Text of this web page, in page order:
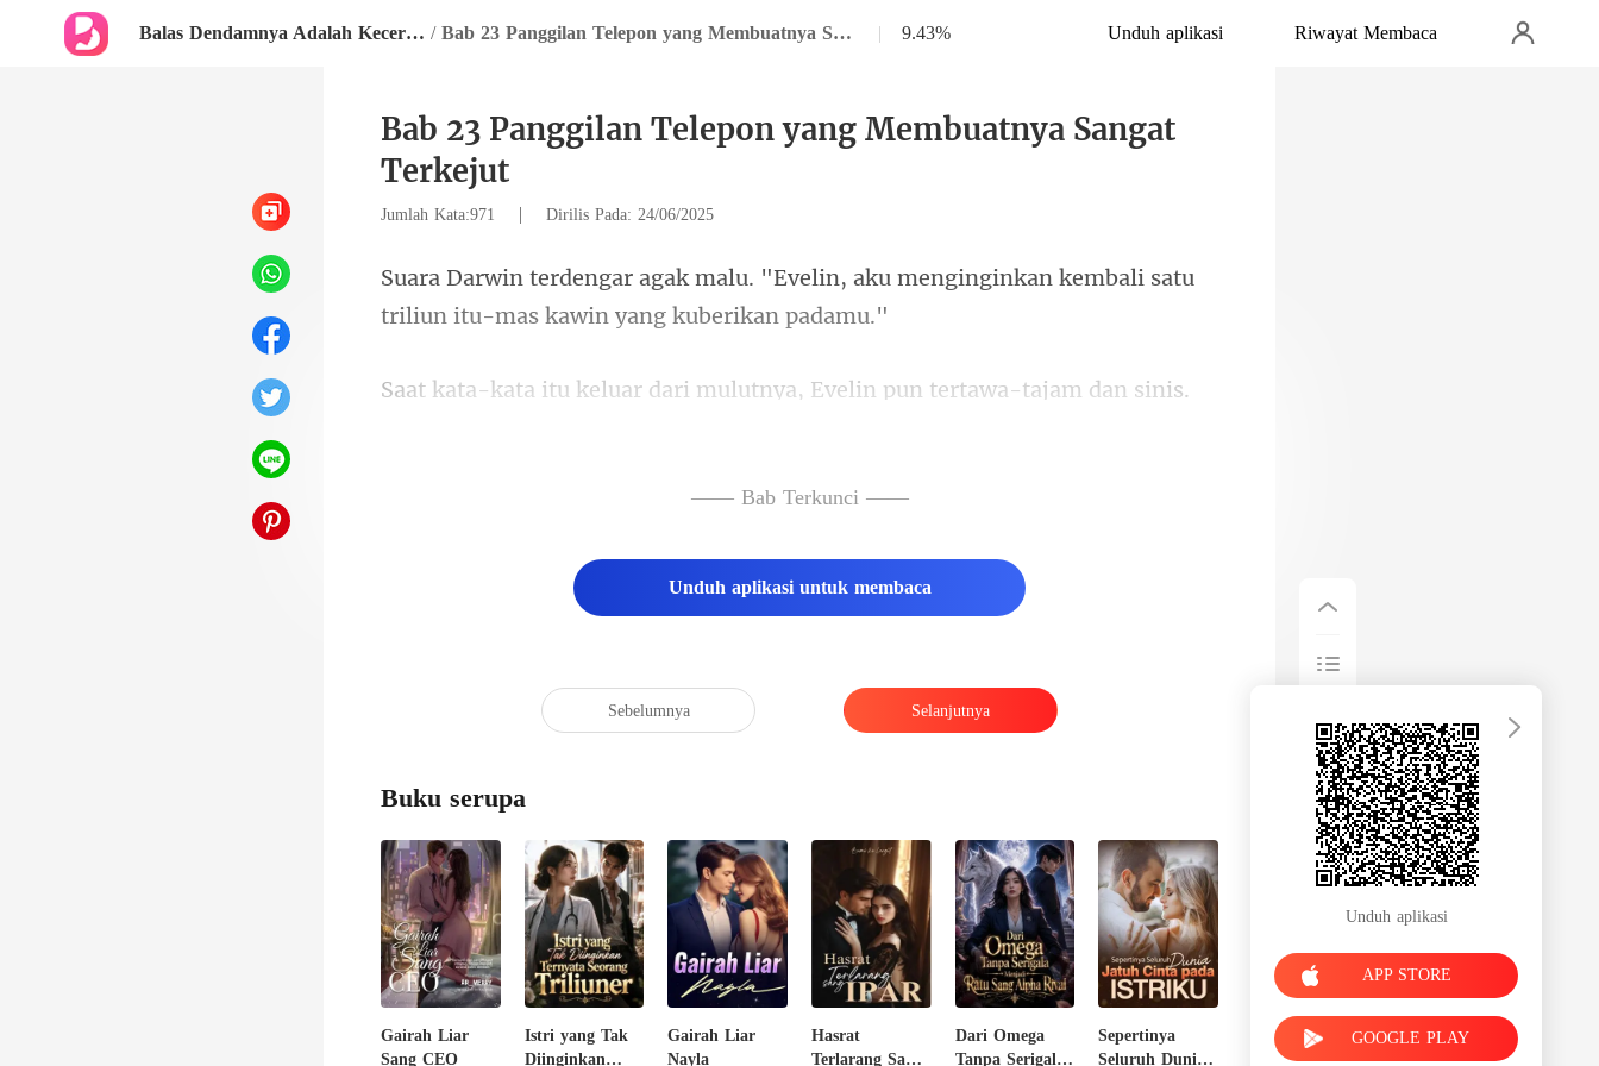
Balas Dendamnya Adalah Kecerdasannya / Bab 23 Panggilan Telepon yang Membuatnya Sangat Terkejut | 9.43% Unduh aplikasi Riwayat Membaca
Bab 23 Panggilan Telepon yang Membuatnya Sangat
Terkejut
Jumlah Kata:971 | Dirilis Pada: 24/06/2025
in, aku menginginkan kembali satu
trili
dari mulutnya, Evelin pu
—— Bab Terkunci ——
Unduh aplikasi untuk membaca
Sebelumnya Selanjutnya
Buku serupa
Gairah Liar
Sang CEO
Istri yang Tak
Diinginkan
Gairah Liar
Nayla
Hasrat
Terlarang Sang
Dari Omega
Tanpa Serigala
Sepertinya
Seluruh Dunia
Unduh aplikasi
APP STORE
GOOGLE PLAY